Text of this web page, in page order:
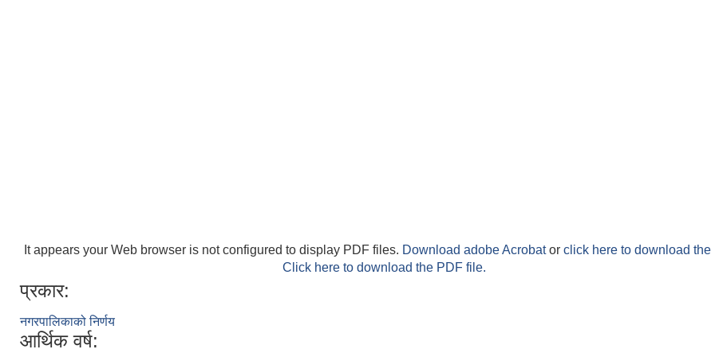
It appears your Web browser is not configured to display PDF files. Download adobe Acrobator click here to download the
Click here to download the PDF file.
प्रकार:
नगरपालिकाको निर्णय
आर्थिक वर्ष: